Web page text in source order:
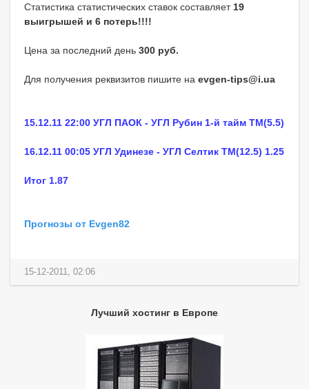
Статистика статистических ставок составляет 19
выигрышей и 6 потерь!!!!
Цена за последний день 300 руб.
Для получения реквизитов пишите на evgen-tips@i.ua
15.12.11 22:00 УГЛ ПАОК - УГЛ Рубин 1-й тайм ТМ(5.5)
16.12.11 00:05 УГЛ Удинезе - УГЛ Селтик ТМ(12.5) 1.25
Итог 1.87
Прогнозы от Evgen82
15-12-2011, 02:06
Лучший хостинг в Европе